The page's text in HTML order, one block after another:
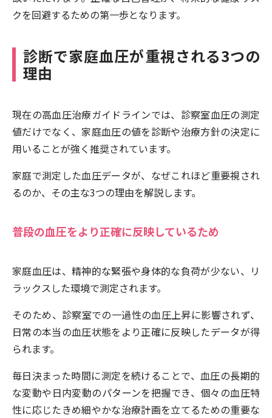
クを回避するための第一歩となります。
診断で家庭血圧が重視される3つの
理由
現在の高血圧治療ガイドラインでは、診察室血圧の測定
値だけでなく、家庭血圧の値を診断や治療方針の決定に
用いることが強く推奨されています。
家庭で測定した血圧データが、なぜこれほど重要視され
るのか、その主な3つの理由を解説します。
普段の血圧をより正確に反映しているため
家庭血圧は、精神的な緊張や身体的な負荷が少ない、リ
ラックスした環境で測定されます。
そのため、診察室での一過性の血圧上昇に影響されず、
日常の本当の血圧状態をより正確に反映したデータが得
られます。
毎日決まった時間に測定を続けることで、血圧の長期的
な変動や日内変動のパターンを把握でき、個々の血圧特
性に応じたきめ細やかな治療計画を立てるための重要な